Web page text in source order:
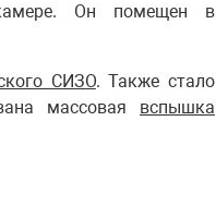
Он помещен в
СИЗО. Также стало
массовая вспышка